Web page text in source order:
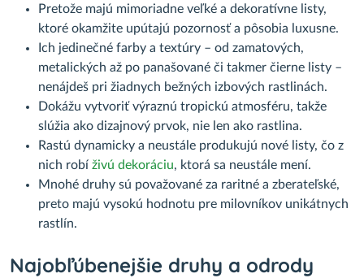
Pretože majú mimoriadne veľké a dekoratívne listy,
ktoré okamžite upútajú pozornosť a pôsobia luxusne.
Ich jedinečné farby a textúry – od zamatových,
metalických až po panašované či takmer čierne listy –
nenájdeš pri žiadnych bežných izbových rastlinách.
Dokážu vytvoriť výraznú tropickú atmosféru, takže
slúžia ako dizajnový prvok, nie len ako rastlina.
Rastú dynamicky a neustále produkujú nové listy, čo z
nich robí živú dekoráciu, ktorá sa neustále mení.
Mnohé druhy sú považované za raritné a zberateľské,
preto majú vysokú hodnotu pre milovníkov unikátnych
rastlín.
Najobľúbenejšie druhy a odrody